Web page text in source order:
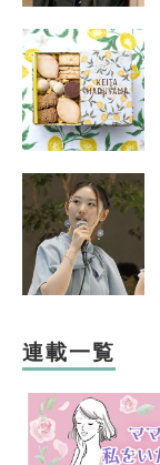
連載一覧